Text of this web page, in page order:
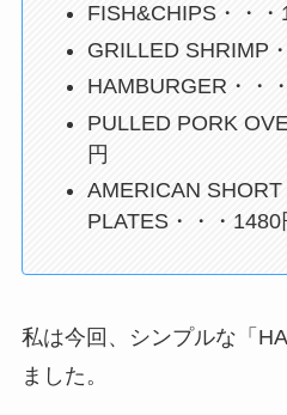
FISH&CHIPS・・・
GRILLED SHRIMP
HAMBURGER・・
PULLED PORK
円
AMERICAN
PLATES・・・1480
私は今回、シンプルな「
ました。